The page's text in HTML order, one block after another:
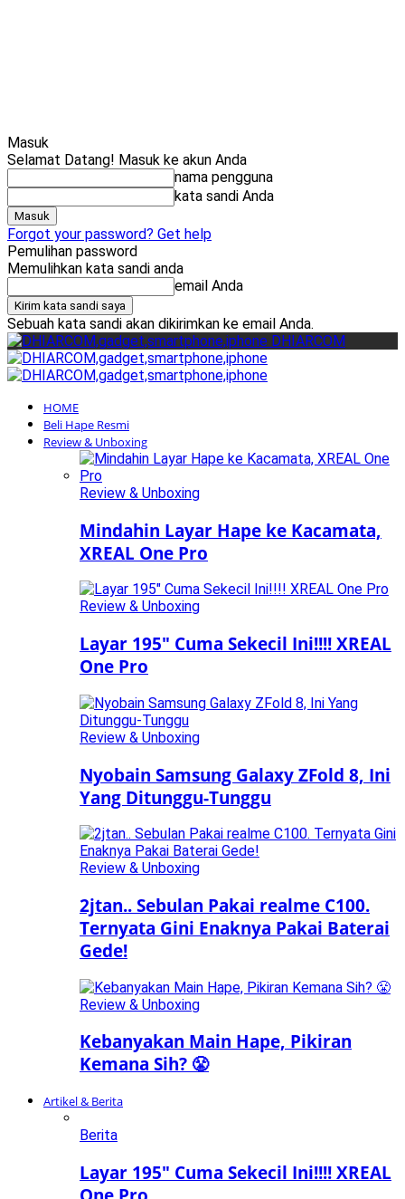
Masuk
Selamat Datang! Masuk ke akun Anda
nama pengguna
kata sandi Anda
Forgot your password? Get help
Pemulihan password
Memulihkan kata sandi anda
email Anda
Sebuah kata sandi akan dikirimkan ke email Anda.
DHIARCOM
HOME
Beli Hape Resmi
Review & Unboxing
Review & Unboxing
Mindahin Layar Hape ke Kacamata,
XREAL One Pro
Review & Unboxing
Layar 195″ Cuma Sekecil Ini!!!! XREAL
One Pro
Review & Unboxing
Nyobain Samsung Galaxy ZFold 8, Ini
Yang Ditunggu-Tunggu
Review & Unboxing
2jtan.. Sebulan Pakai realme C100.
Ternyata Gini Enaknya Pakai Baterai
Gede!
Review & Unboxing
Kebanyakan Main Hape, Pikiran
Kemana Sih? 😤
Artikel & Berita
Berita
Layar 195″ Cuma Sekecil Ini!!!! XREAL